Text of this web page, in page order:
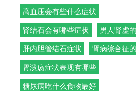
高血压会有些什么症状
肾结石会有哪些症状
男人肾虚
肝内胆管结石症状
肾病综合征
胃溃疡症状表现有哪些
糖尿病吃什么食物最好